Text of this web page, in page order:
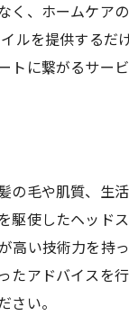
、ホームケ
ルを提供する
に繋がるサー
毛や肌質、生
使したヘッド
い技術力を
アドバイス
い。